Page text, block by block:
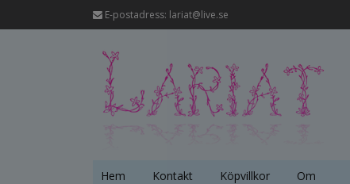
E-postadress: lariat@live.se
Hem Kontakt Köpvillkor Om